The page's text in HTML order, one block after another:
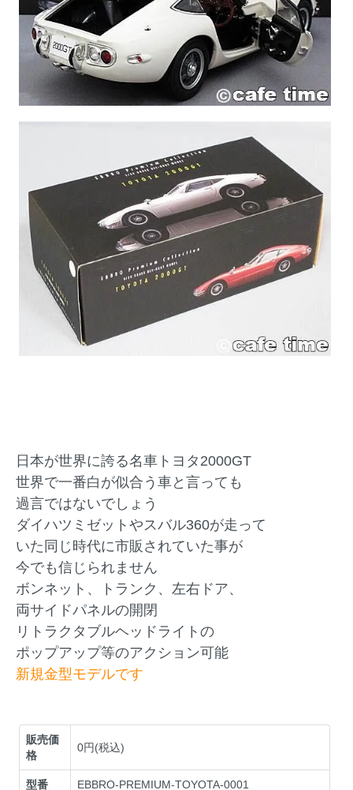
日本が世界に誇る名車トヨタ2000GT
世界で一番白が似合う車と言っても
過言ではないでしょう
ダイハツミゼットやスバル360が走って
いた同じ時代に市販されていた事が
今でも信じられません
ボンネット、トランク、左右ドア、
両サイドパネルの開閉
リトラクタブルヘッドライトの
ポップアップ等のアクション可能
新規金型モデルです
販売価
格
0円(税込)
型番 EBBRO-PREMIUM-TOYOTA-0001